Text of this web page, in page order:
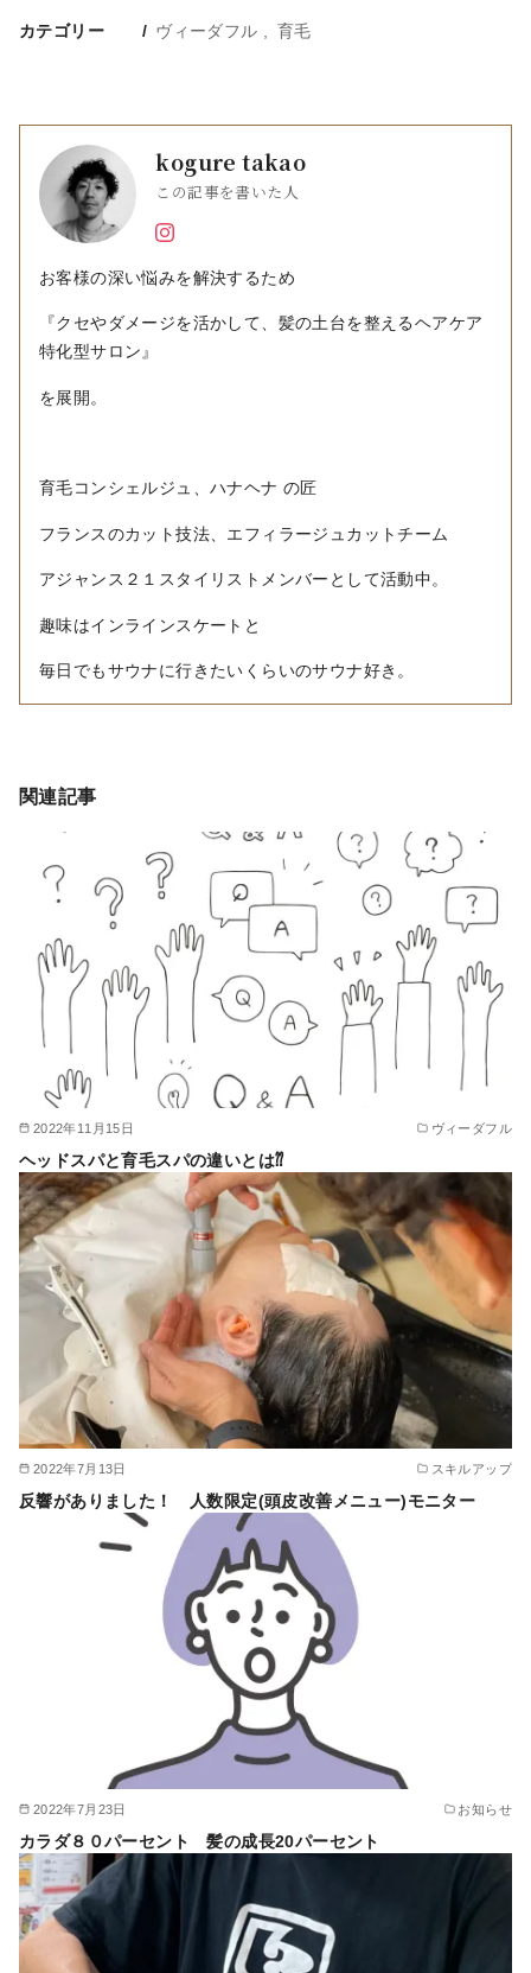
カテゴリー ヴィーダフル 育毛
kogure takao
この記事を書いた人
お客様の深い悩みを解決するため
『クセやダメージを活かして、髪の土台を整えるヘアケア
特化型サロン』
を展開。
育毛コンシェルジュ、ハナヘナ の匠
フランスのカット技法、エフィラージュカットチーム
アジャンス２１スタイリストメンバーとして活動中。
趣味はインラインスケートと
毎日でもサウナに行きたいくらいのサウナ好き。
関連記事
2022年11月15日 ヴィーダフル
ヘッドスパと育毛スパの違いとは⁇
2022年7月13日 スキルアップ
反響がありました！ 人数限定(頭皮改善メニュー)モニター
2022年7月23日 お知らせ
カラダ８０パーセント 髪の成長20パーセント